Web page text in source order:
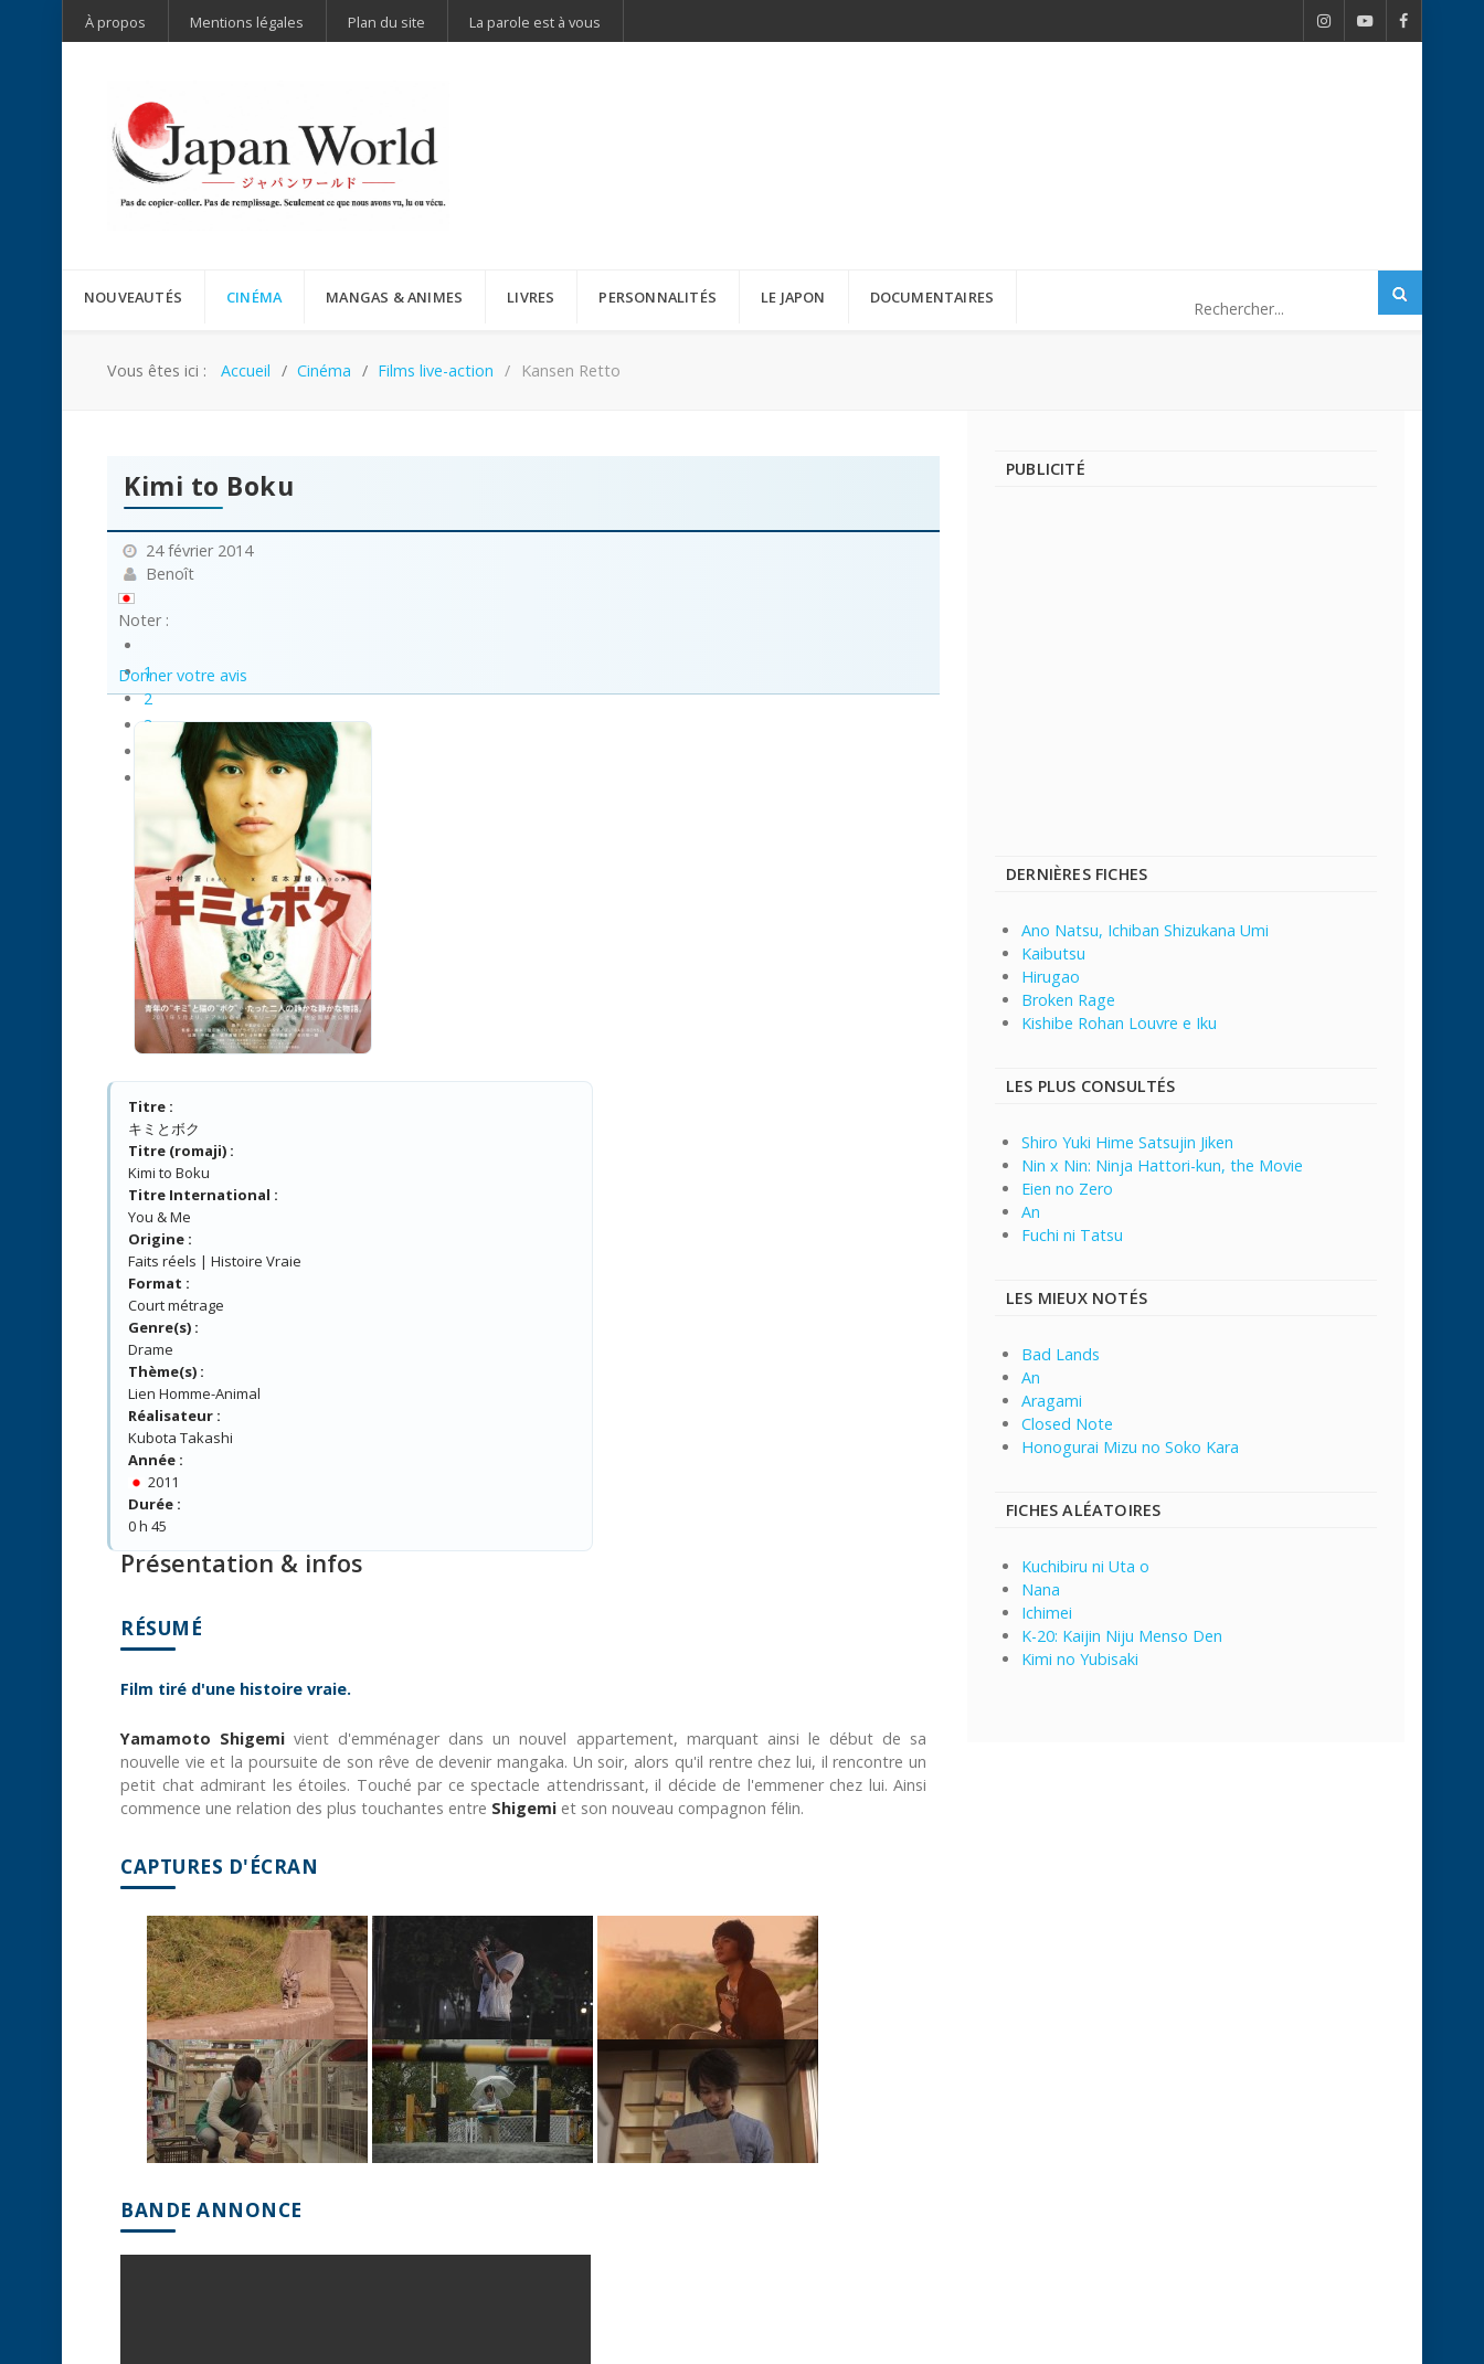
À propos Mentions légales Plan du site La parole est à vous
NOUVEAUTÉS CINÉMA MANGAS & ANIMES LIVRES PERSONNALITÉS LE JAPON DOCUMENTAIRES
Vous êtes ici : Accueil Cinéma Films live-action Kansen Retto
Kimi to Boku
24 février 2014
Benoît
Noter :
1
2
3
Donner votre avis
Titre :
キミとボク
Titre (romaji) :
Kimi to Boku
Titre International :
You & Me
Origine :
Faits réels | Histoire Vraie
Format :
Court métrage
Genre(s) :
Drame
Thème(s) :
Lien Homme-Animal
Réalisateur :
Kubota Takashi
Année :
2011
Durée :
0 h 45
Présentation & infos
RÉSUMÉ
Film tiré d'une histoire vraie.
Yamamoto Shigemi vient d'emménager dans un nouvel appartement, marquant ainsi le début de sa
nouvelle vie et la poursuite de son rêve de devenir mangaka. Un soir, alors qu'il rentre chez lui, il rencontre un
petit chat admirant les étoiles. Touché par ce spectacle attendrissant, il décide de l'emmener chez lui. Ainsi
commence une relation des plus touchantes entre Shigemi et son nouveau compagnon félin.
CAPTURES D'ÉCRAN
BANDE ANNONCE
PUBLICITÉ
DERNIÈRES FICHES
Ano Natsu, Ichiban Shizukana Umi
Kaibutsu
Hirugao
Broken Rage
Kishibe Rohan Louvre e Iku
LES PLUS CONSULTÉS
Shiro Yuki Hime Satsujin Jiken
Nin x Nin: Ninja Hattori-kun, the Movie
Eien no Zero
An
Fuchi ni Tatsu
LES MIEUX NOTÉS
Bad Lands
An
Aragami
Closed Note
Honogurai Mizu no Soko Kara
FICHES ALÉATOIRES
Kuchibiru ni Uta o
Nana
Ichimei
K-20: Kaijin Niju Menso Den
Kimi no Yubisaki